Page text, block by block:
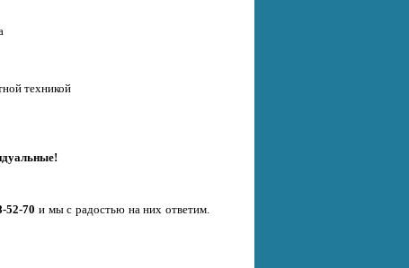
техникой
52-70 и мы с радостью на них ответим.